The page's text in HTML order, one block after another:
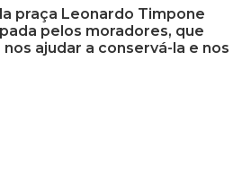
praça Leonardo Timpone
pelos moradores, que
ajudar a conservá-la e nos